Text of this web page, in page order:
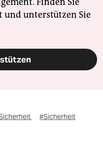
Finden Sie
und unterstützen Sie
#Sicherheit